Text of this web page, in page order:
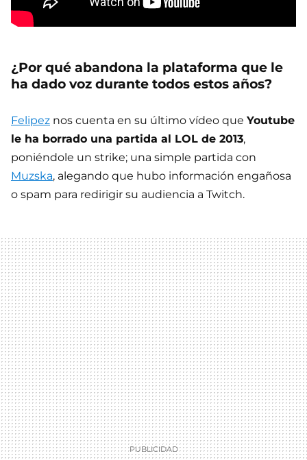
¿Por qué abandona la plataforma que le
ha dado voz durante todos estos años?
Felipez nos cuenta en su último vídeo que Youtube
le ha borrado una partida al LOL de 2013,
poniéndole un strike; una simple partida con
Muzska, alegando que hubo información engañosa
o spam para redirigir su audiencia a Twitch.